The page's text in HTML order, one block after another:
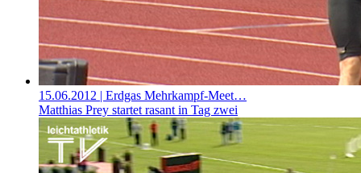
15.06.2012 | Erdgas Mehrkampf-Meet…
Matthias Prey startet rasant in Tag zwei